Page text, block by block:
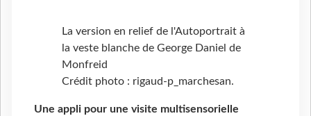
La version en relief de l'Autoportrait à
la veste blanche de George Daniel de
Monfreid
Crédit photo : rigaud-p_marchesan.
Une appli pour une visite multisensorielle